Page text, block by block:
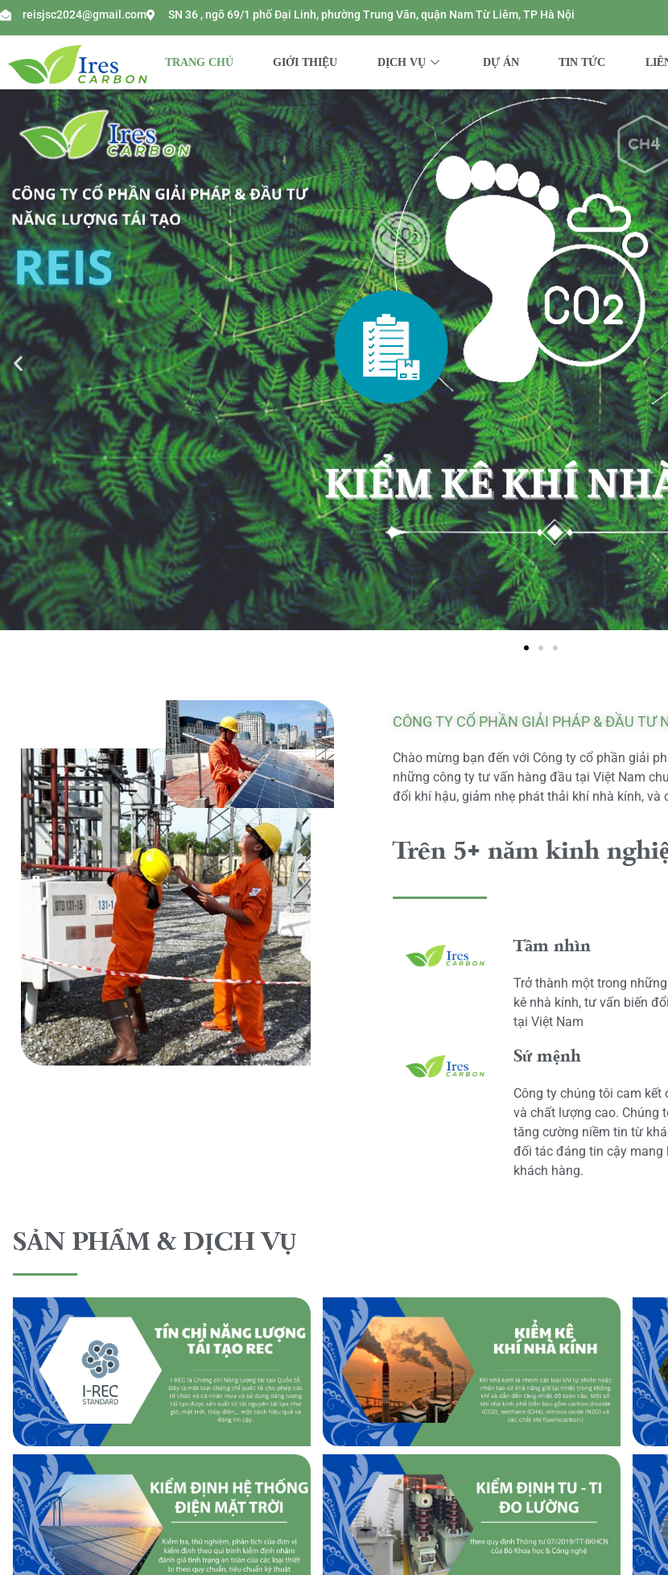
reisjsc2024@gmail.com SN 36 , ngõ 69/1 phố Đại Linh, phường Trung Văn, quận Nam Từ Liêm, TP Hà Nội
TRANG CHỦ GIỚI THIỆU DỊCH VỤ DỰ ÁN TIN TỨC
CÔNG TY CỔ PHẦN GIẢI PHÁP & ĐẦU TƯ
Chào mừng bạn đến với Công ty cổ phần giải
những công ty tư vấn hàng đầu tại Việt Nam
đổi khí hậu, giảm nhẹ phát thải khí nhà kính, và
Trên 5+ năm kinh
Tầm nhìn
Trở thành một trong
kê nhà kính, tư vấn biến
tại Việt Nam
Sứ mệnh
Công ty chúng tôi cam kết
và chất lượng cao. Chúng
tăng cường niềm tin từ
đối tác đáng tin cậy mang
khách hàng.
SẢN PHẨM & DỊCH VỤ